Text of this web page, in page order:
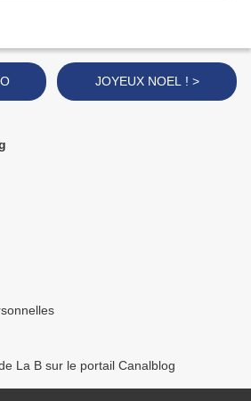
JOYEUX NOEL ! >
La B sur le portail Canalblog